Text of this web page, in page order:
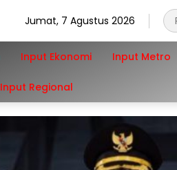
Jumat, 7 Agustus 2026
Input Ekonomi Input Metro
Input Regional